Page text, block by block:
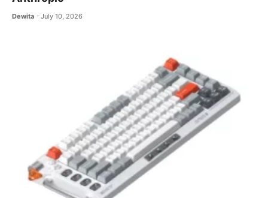
Dewita July 10, 2026